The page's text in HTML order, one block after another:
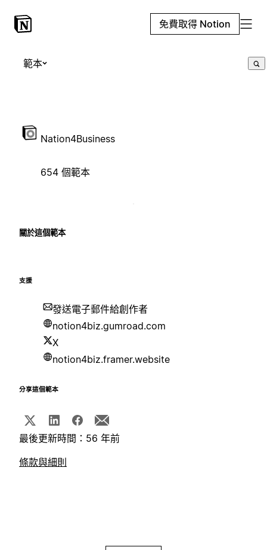
免費取得 Notion
範本
Nation4Business
654 個範本
關於這個範本
支援
發送電子郵件給創作者
notion4biz.gumroad.com
X
notion4biz.framer.website
分享這個範本
最後更新時間：56 年前
條款與細則